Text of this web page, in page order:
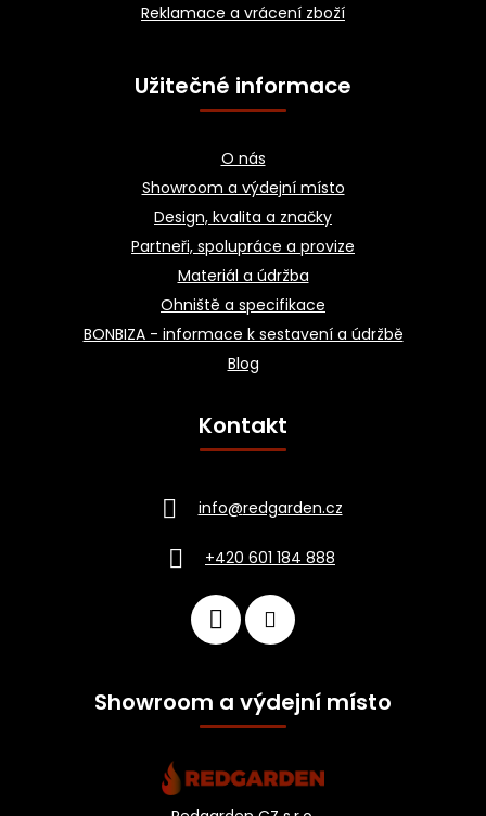
Reklamace a vrácení zboží
Užitečné informace
O nás
Showroom a výdejní místo
Design, kvalita a značky
Partneři, spolupráce a provize
Materiál a údržba
Ohniště a specifikace
BONBIZA - informace k sestavení a údržbě
Blog
Kontakt
info@redgarden.cz
+420 601 184 888
Showroom a výdejní místo